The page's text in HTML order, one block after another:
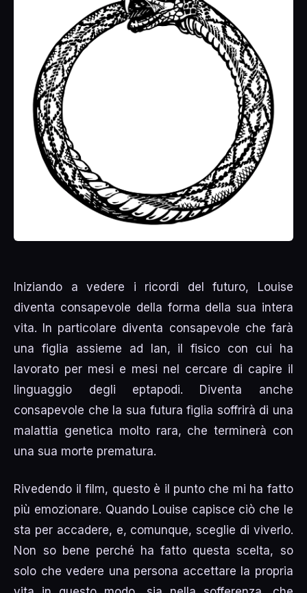
Iniziando a vedere i ricordi del futuro, Louise
diventa consapevole della forma della sua intera
vita. In particolare diventa consapevole che farà
una figlia assieme ad Ian, il fisico con cui ha
lavorato per mesi e mesi nel cercare di capire il
linguaggio degli eptapodi. Diventa anche
consapevole che la sua futura figlia soffrirà di una
malattia genetica molto rara, che terminerà con
una sua morte prematura.
Rivedendo il film, questo è il punto che mi ha fatto
più emozionare. Quando Louise capisce ciò che le
sta per accadere, e, comunque, sceglie di viverlo.
Non so bene perché ha fatto questa scelta, so
solo che vedere una persona accettare la propria